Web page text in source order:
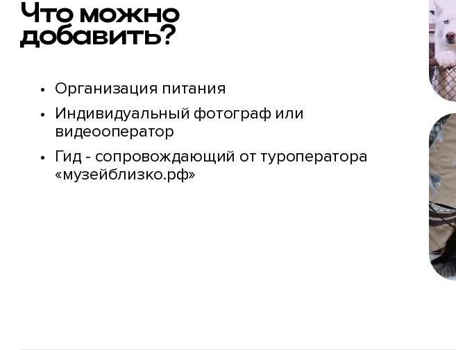
Что можно
добавить?
Организация питания
Индивидуальный фотограф или
видеооператор
Гид - сопровождающий от туроператора
«музейблизко.рф»